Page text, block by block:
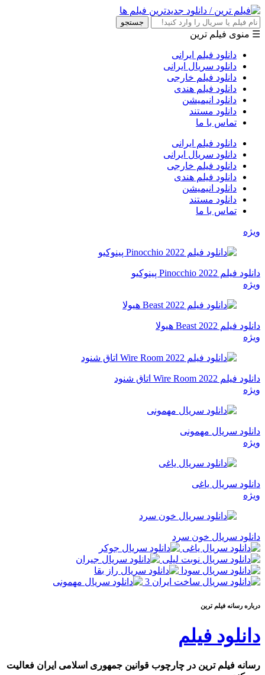
جستجو
☰ منوی فیلم ترین
دانلود فیلم ایرانی
دانلود سریال ایرانی
دانلود فیلم خارجی
دانلود فیلم هندی
دانلود انیمیشن
دانلود مستند
تماس با ما
دانلود فیلم ایرانی
دانلود سریال ایرانی
دانلود فیلم خارجی
دانلود فیلم هندی
دانلود انیمیشن
دانلود مستند
تماس با ما
ویژه
دانلود فیلم Pinocchio 2022 پینوکیو
ویژه
دانلود فیلم Beast 2022 هیولا
ویژه
دانلود فیلم Wire Room 2022 اتاق شنود
ویژه
دانلود سریال مهمونی
ویژه
دانلود سریال یاغی
ویژه
دانلود سریال خون سرد
درباره رسانه فيلم ترين
دانلود فیلم
رسانه فیلم ترین در چارچوب قوانین جمهوری اسلامی ایران فعالیت